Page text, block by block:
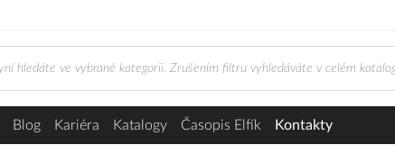
Blog Kariéra Katalogy Časopis Elfík Kontakty